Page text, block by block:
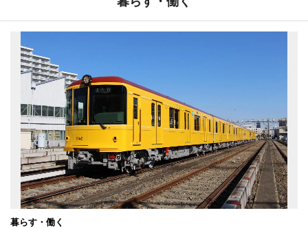
暮らす・働く